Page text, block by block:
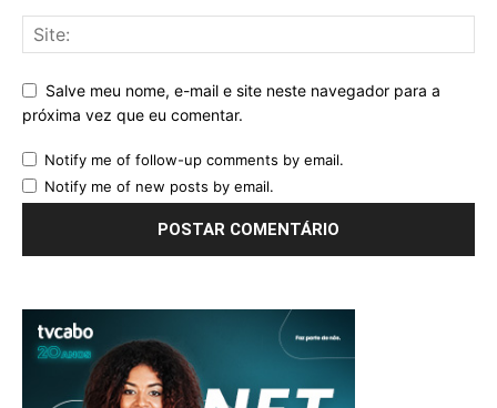
Salve meu nome, e-mail e site neste navegador para a
próxima vez que eu comentar.
Notify me of follow-up comments by email.
Notify me of new posts by email.